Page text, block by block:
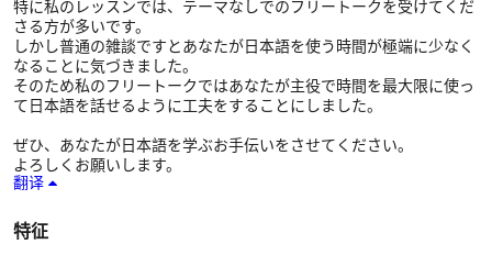
特に私のレッスンでは、テーマなしでのフリートークを受けてくだ
さる方が多いです。
しかし普通の雑談ですとあなたが日本語を使う時間が極端に少なく
なることに気づきました。
そのため私のフリートークではあなたが主役で時間を最大限に使っ
て日本語を話せるように工夫をすることにしました。
ぜひ、あなたが日本語を学ぶお手伝いをさせてください。
よろしくお願いします。
翻译
特征